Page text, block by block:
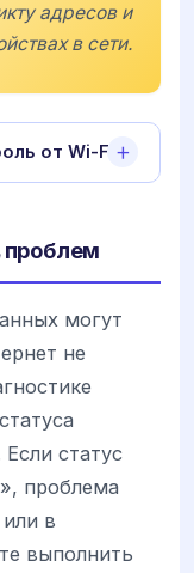
адресов и
в сети.
от Wi-Fi?
проблем
могут
не
статус
проблема
в
выполнить